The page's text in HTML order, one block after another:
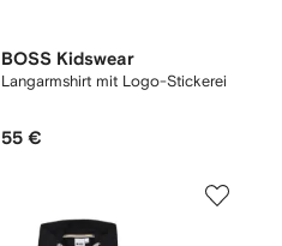
BOSS Kidswear
Langarmshirt mit Logo-Stickerei
55 €